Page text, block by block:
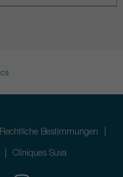
Rechtliche Bestimmungen
Cliniques Suva